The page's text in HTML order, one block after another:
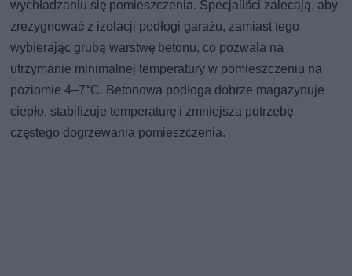
wychładzaniu się pomieszczenia. Specjaliści zalecają, aby
zrezygnować z izolacji podłogi garażu, zamiast tego
wybierając grubą warstwę betonu, co pozwala na
utrzymanie minimalnej temperatury w pomieszczeniu na
poziomie 4–7°C. Betonowa podłoga dobrze magazynuje
ciepło, stabilizuje temperaturę i zmniejsza potrzebę
częstego dogrzewania pomieszczenia.